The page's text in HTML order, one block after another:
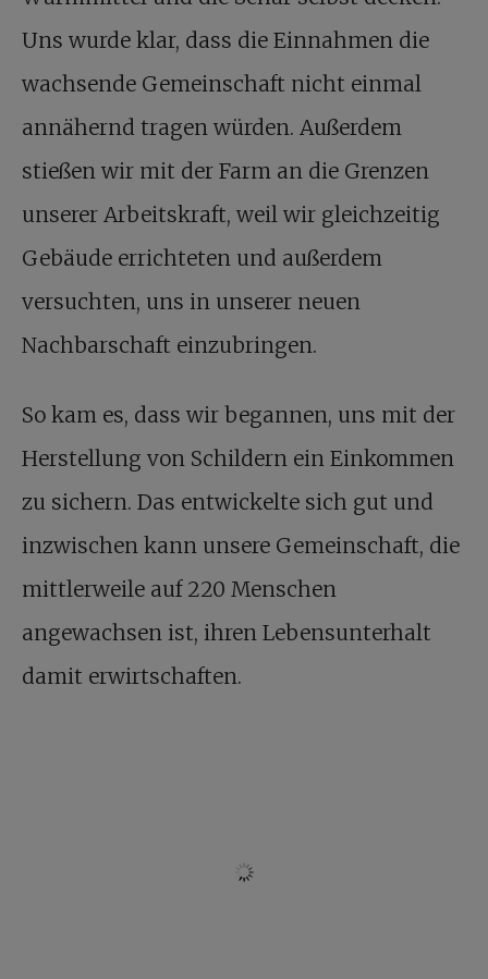
Uns wurde klar, dass die Einnahmen die
wachsende Gemeinschaft nicht einmal
annähernd tragen würden. Außerdem
stießen wir mit der Farm an die Grenzen
unserer Arbeitskraft, weil wir gleichzeitig
Gebäude errichteten und außerdem
versuchten, uns in unserer neuen
Nachbarschaft einzubringen.
So kam es, dass wir begannen, uns mit der
Herstellung von Schildern ein Einkommen
zu sichern. Das entwickelte sich gut und
inzwischen kann unsere Gemeinschaft, die
mittlerweile auf 220 Menschen
angewachsen ist, ihren Lebensunterhalt
damit erwirtschaften.